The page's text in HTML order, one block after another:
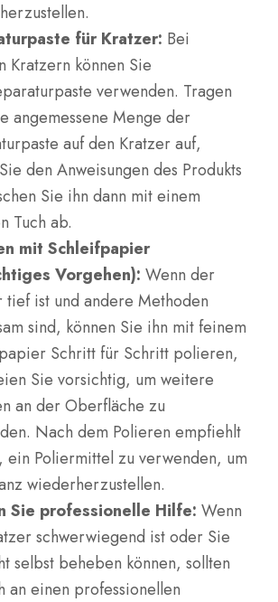
für Kratzer: Bei
Kratzern können Sie
verwenden. Tragen
angemessene Menge der
auf den Kratzer auf,
den Anweisungen des Produkts
Sie ihn dann mit einem
Tuch ab.
mit Schleifpapier
Vorgehen): Wenn der
tief ist und andere Methoden
sind, können Sie ihn mit feinem
Schritt für Schritt polieren,
Sie vorsichtig, um weitere
an der Oberfläche zu
Nach dem Polieren empfiehlt
ein Poliermittel zu verwenden, um
wiederherzustellen.
Sie professionelle Hilfe:Wenn
schwerwiegend ist oder Sie
selbst beheben können, sollten
an einen professionellen